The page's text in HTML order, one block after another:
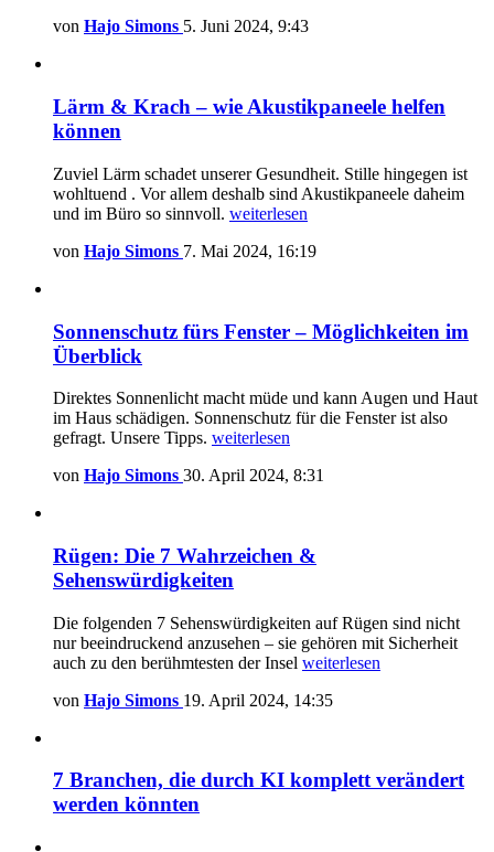
von Hajo Simons 5. Juni 2024, 9:43
Lärm & Krach – wie Akustikpaneele helfen
können
Zuviel Lärm schadet unserer Gesundheit. Stille hingegen ist
wohltuend . Vor allem deshalb sind Akustikpaneele daheim
und im Büro so sinnvoll. weiterlesen
von Hajo Simons 7. Mai 2024, 16:19
Sonnenschutz fürs Fenster – Möglichkeiten im
Überblick
Direktes Sonnenlicht macht müde und kann Augen und Haut
im Haus schädigen. Sonnenschutz für die Fenster ist also
gefragt. Unsere Tipps. weiterlesen
von Hajo Simons 30. April 2024, 8:31
Rügen: Die 7 Wahrzeichen &
Sehenswürdigkeiten
Die folgenden 7 Sehenswürdigkeiten auf Rügen sind nicht
nur beeindruckend anzusehen – sie gehören mit Sicherheit
auch zu den berühmtesten der Insel weiterlesen
von Hajo Simons 19. April 2024, 14:35
7 Branchen, die durch KI komplett verändert
werden könnten